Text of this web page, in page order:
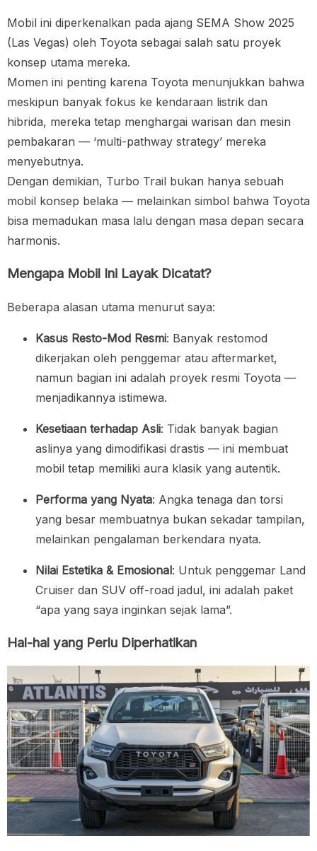
Mobil ini diperkenalkan pada ajang SEMA Show 2025
(Las Vegas) oleh Toyota sebagai salah satu proyek
konsep utama mereka.
Momen ini penting karena Toyota menunjukkan bahwa
meskipun banyak fokus ke kendaraan listrik dan
hibrida, mereka tetap menghargai warisan dan mesin
pembakaran — ‘multi-pathway strategy’ mereka
menyebutnya.
Dengan demikian, Turbo Trail bukan hanya sebuah
mobil konsep belaka — melainkan simbol bahwa Toyota
bisa memadukan masa lalu dengan masa depan secara
harmonis.
Mengapa Mobil Ini Layak Dicatat?
Beberapa alasan utama menurut saya:
Kasus Resto-Mod Resmi: Banyak restomod
dikerjakan oleh penggemar atau aftermarket,
namun bagian ini adalah proyek resmi Toyota —
menjadikannya istimewa.
Kesetiaan terhadap Asli: Tidak banyak bagian
aslinya yang dimodifikasi drastis — ini membuat
mobil tetap memiliki aura klasik yang autentik.
Performa yang Nyata: Angka tenaga dan torsi
yang besar membuatnya bukan sekadar tampilan,
melainkan pengalaman berkendara nyata.
Nilai Estetika & Emosional: Untuk penggemar Land
Cruiser dan SUV off-road jadul, ini adalah paket
“apa yang saya inginkan sejak lama”.
Hal-hal yang Perlu Diperhatikan